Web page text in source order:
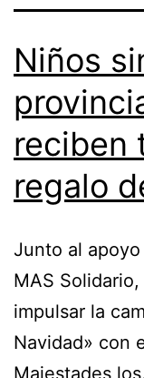
Niños
reciben
regalo
Junto al
MAS
impulsar la
Navidad» con